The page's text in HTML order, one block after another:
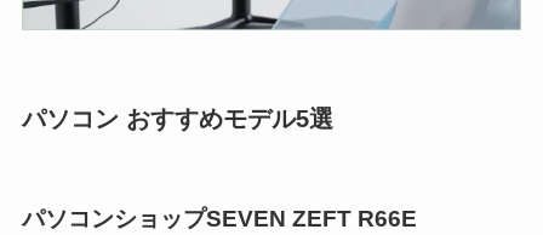
パソコン おすすめモデル5選
パソコンショップSEVEN ZEFT R66E